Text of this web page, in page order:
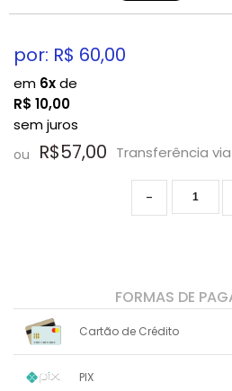
por: R$ 60,00
em 6xde
R$ 10,00
sem juros
ou R$57,00 Transferência via
-
FORMAS DE
Cartão de Crédito
PIX